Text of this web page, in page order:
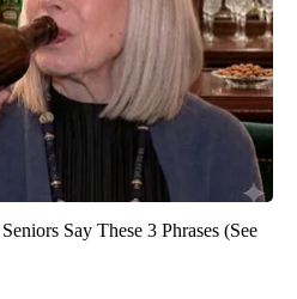
Say These 3 Phrases (See